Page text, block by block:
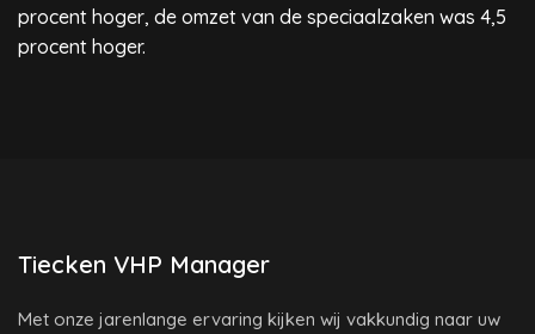
procent hoger, de omzet van de speciaalzaken was 4,5
procent hoger.
Tiecken VHP Manager
Met onze jarenlange ervaring kijken wij vakkundig naar uw